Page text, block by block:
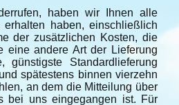
haben wir Ihnen alle
haben, einschließlich
der zusätzlichen Kosten, die
eine andere Art der Lieferung
Standardlieferung
spätestens binnen vierzehn
an dem die Mitteilung über
bei uns eingegangen ist. Für